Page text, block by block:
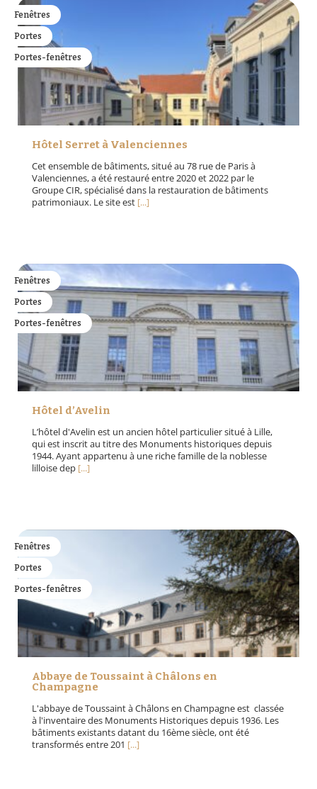
Fenêtres
Portes
Portes-fenêtres
Hôtel Serret à Valenciennes
Cet ensemble de bâtiments, situé au 78 rue de Paris à
Valenciennes, a été restauré entre 2020 et 2022 par le
Groupe CIR, spécialisé dans la restauration de bâtiments
patrimoniaux. Le site est [...]
Fenêtres
Portes
Portes-fenêtres
Hôtel d’Avelin
L’hôtel d'Avelin est un ancien hôtel particulier situé à Lille,
qui est inscrit au titre des Monuments historiques depuis
1944. Ayant appartenu à une riche famille de la noblesse
lilloise dep [...]
Fenêtres
Portes
Portes-fenêtres
Abbaye de Toussaint à Châlons en
Champagne
L'abbaye de Toussaint à Châlons en Champagne est classée
à l'inventaire des Monuments Historiques depuis 1936. Les
bâtiments existants datant du 16ème siècle, ont été
transformés entre 201 [...]